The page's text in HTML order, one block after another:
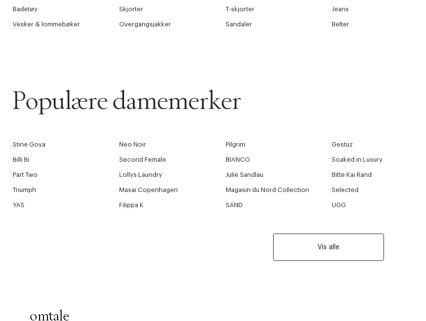
Badetøy Skjorter T-skjorter Jeans
Vesker & lommebøker Overgangsjakker Sandaler Belter
Populære damemerker
Stine Goya Neo Noir Pilgrim Gestuz
Billi Bi Second Female BIANCO Soaked in Luxury
Part Two Lollys Laundry Julie Sandlau Bitte Kai Rand
Triumph Masai Copenhagen Magasin du Nord Collection Selected
YAS Filippa K SAND UGG
Vis alle